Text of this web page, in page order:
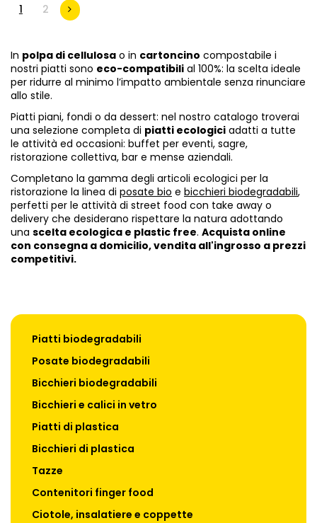
1 2
In polpa di cellulosa o in cartoncino compostabile i
nostri piatti sono eco-compatibili al 100%: la scelta ideale
per ridurre al minimo l’impatto ambientale senza rinunciare
allo stile.
Piatti piani, fondi o da dessert: nel nostro catalogo troverai
una selezione completa di piatti ecologici adatti a tutte
le attività ed occasioni: buffet per eventi, sagre,
ristorazione collettiva, bar e mense aziendali.
Completano la gamma degli articoli ecologici per la
ristorazione la linea di posate bio e bicchieri biodegradabili,
perfetti per le attività di street food con take away o
delivery che desiderano rispettare la natura adottando
una scelta ecologica e plastic free. Acquista online
con consegna a domicilio, vendita all'ingrosso a prezzi
competitivi.
Piatti biodegradabili
Posate biodegradabili
Bicchieri biodegradabili
Bicchieri e calici in vetro
Piatti di plastica
Bicchieri di plastica
Tazze
Contenitori finger food
Ciotole, insalatiere e coppette